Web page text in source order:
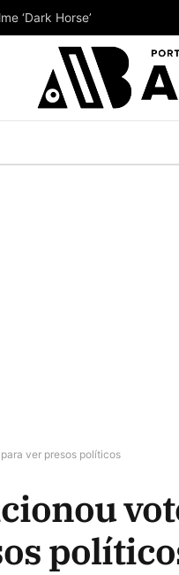
‘Dark Horse’
ver presos políticos